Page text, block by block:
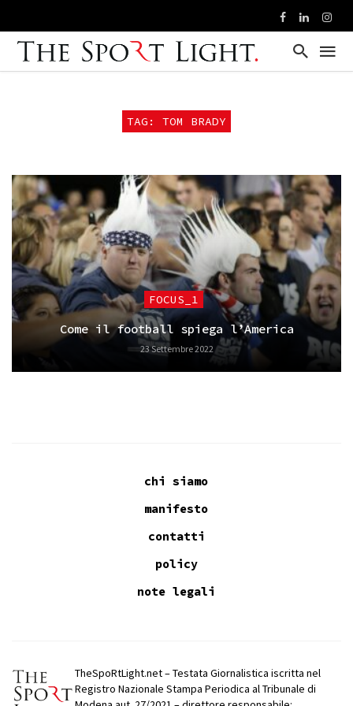
TAG: TOM BRADY
FOCUS_1
Come il football spiega l’America
23 Settembre 2022
chi siamo
manifesto
contatti
policy
note legali
TheSpoRtLight.net – Testata Giornalistica iscritta nel
Registro Nazionale Stampa Periodica al Tribunale di